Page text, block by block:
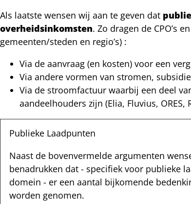
Als laatste wensen wij aan te geven dat
overheidsinkomsten. Zo dragen de CPO’s
gemeenten/steden en regio’s) :
Via de aanvraag (en kosten) voor een
Via andere vormen van stromen,
Via de stroomfactuur waarbij een deel
aandeelhouders zijn (Elia, Fluvius, ORES,
Publieke Laadpunten
Naast de bovenvermelde argumenten
benadrukken dat - specifiek voor publieke
domein - er een aantal bijkomende
worden genomen.